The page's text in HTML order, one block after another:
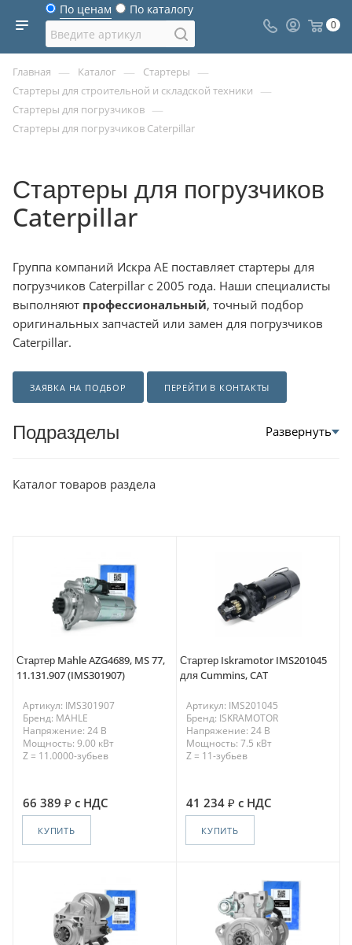
По ценам По каталогу
0
Главная — Каталог — Стартеры —
Стартеры для строительной и складской техники —
Стартеры для погрузчиков —
Стартеры для погрузчиков Caterpillar
Стартеры для погрузчиков
Caterpillar
Группа компаний Искра АЕ поставляет стартеры для
погрузчиков Caterpillar с 2005 года. Наши специалисты
выполняют профессиональный, точный подбор
оригинальных запчастей или замен для погрузчиков
Caterpillar.
ЗАЯВКА НА ПОДБОР ПЕРЕЙТИ В КОНТАКТЫ
Подразделы
Каталог товаров раздела
Стартер Mahle AZG4689, MS 77,
11.131.907 (IMS301907)
Артикул: IMS301907
Бренд: MAHLE
Напряжение: 24 В
Мощность: 9.00 кВт
Z = 11.0000-зубьев
66 389 с НДС
КУПИТЬ
Стартер Iskramotor IMS201045
для Cummins, CAT
Артикул: IMS201045
Бренд: ISKRAMOTOR
Напряжение: 24 В
Мощность: 7.5 кВт
Z = 11-зубьев
41 234 с НДС
КУПИТЬ